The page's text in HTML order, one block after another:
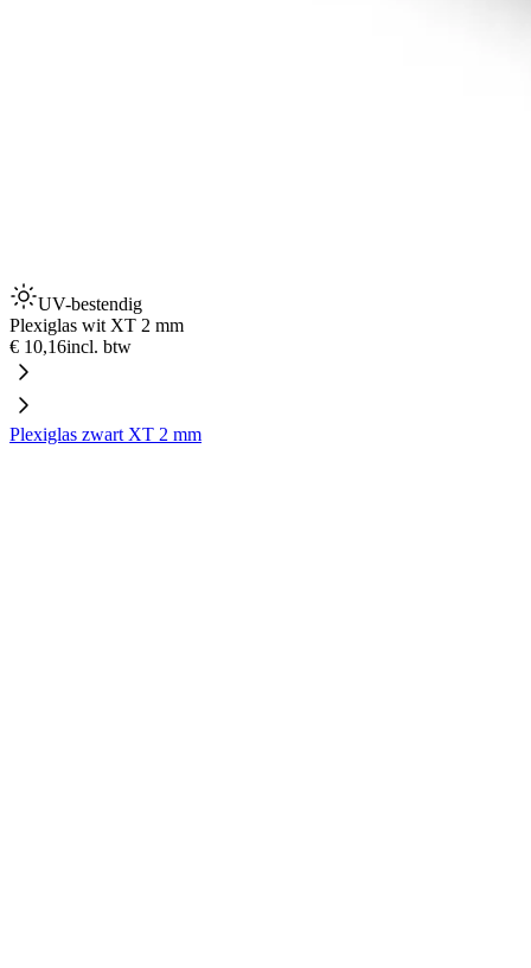
UV-bestendig
Plexiglas wit XT 2 mm
€ 10,16incl. btw
Plexiglas zwart XT 2 mm